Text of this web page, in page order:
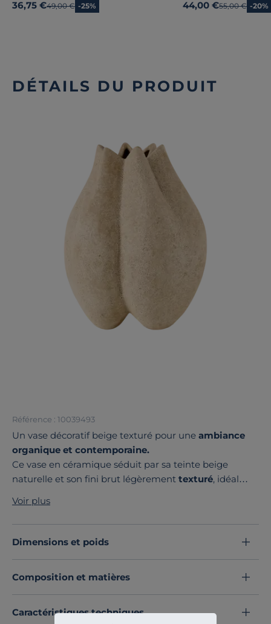
36,75 €Ancien prix
49,00 € -25%
44,00 €Ancien prix
55,00 € -20%
DÉTAILS DU PRODUIT
Référence : 10039493
Un vase décoratif beige texturé pour une ambiance
organique et contemporaine.
Ce vase en céramique séduit par sa teinte beige
naturelle et son fini brut légèrement texturé, idéal
intérieur. Sa silhouette sculpturale, aux reliefs marqués
et au colsubtilement ondulé, attire le regard et
apporte du caractère à votre décoration.
décorative qui structure l’espace avec élégance.
Non étanche, ce vase est conçu uniquement pour un
usage décoratif.
Voir plus
Dimensions et poids
Composition et matières
Caractéristiques techniques